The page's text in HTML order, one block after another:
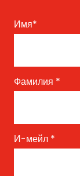
Имя*
Фамилия *
И-мейл *